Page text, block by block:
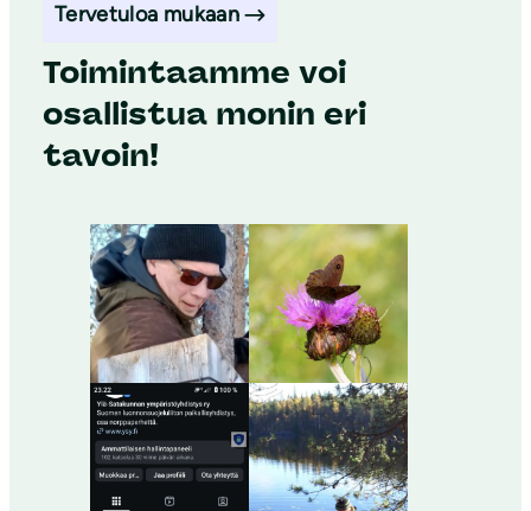
Tervetuloa mukaan
Toimintaamme voi
osallistua monin eri
tavoin!